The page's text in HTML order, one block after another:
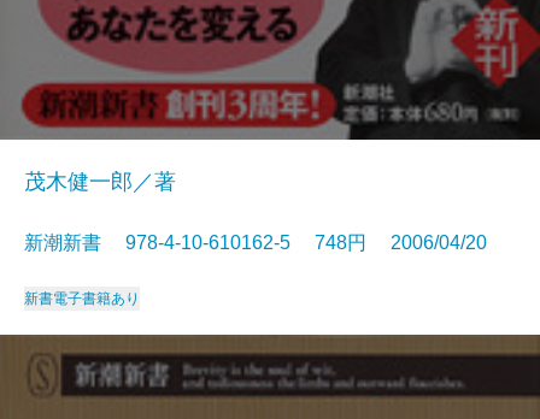
茂木健一郎／著
新潮新書 978-4-10-610162-5 748円 2006/04/20
新書電子書籍あり